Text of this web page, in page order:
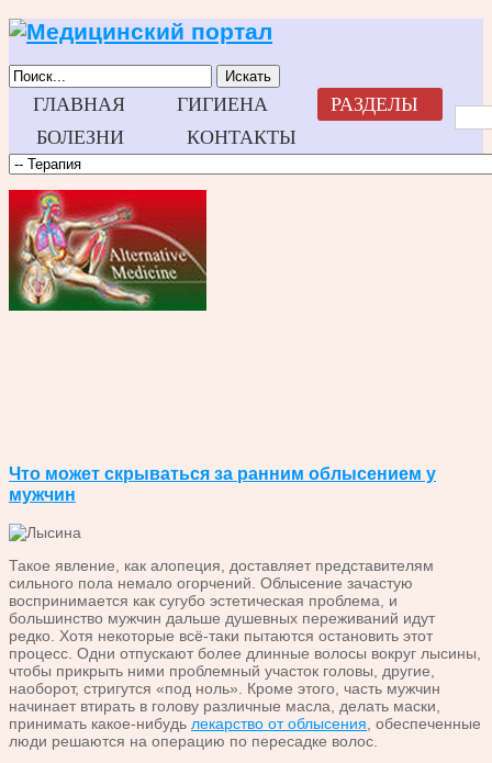
Искать
ГЛАВНАЯ ГИГИЕНА
РАЗДЕЛЫ
БОЛЕЗНИ
КОНТАКТЫ
Что может скрываться за ранним облысением у
мужчин
Такое явление, как алопеция, доставляет представителям
сильного пола немало огорчений. Облысение зачастую
воспринимается как сугубо эстетическая проблема, и
большинство мужчин дальше душевных переживаний идут
редко. Хотя некоторые всё-таки пытаются остановить этот
процесс. Одни отпускают более длинные волосы вокруг лысины,
чтобы прикрыть ними проблемный участок головы, другие,
наоборот, стригутся «под ноль». Кроме этого, часть мужчин
начинает втирать в голову различные масла, делать маски,
принимать какое-нибудь лекарство от облысения , обеспеченные
люди решаются на операцию по пересадке волос.